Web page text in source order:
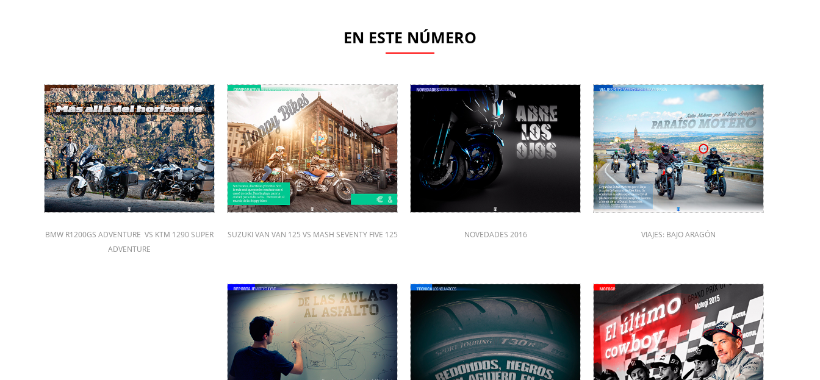
EN ESTE NÚMERO
BMW R1200GS ADVENTURE VS KTM 1290 SUPER
ADVENTURE
SUZUKI VAN VAN 125 VS MASH SEVENTY FIVE 125 NOVEDADES 2016 VIAJES: BAJO ARAGÓN